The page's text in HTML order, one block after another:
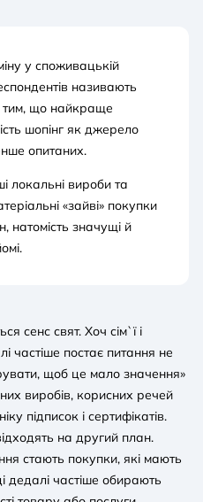
у споживацькій
називають
тим, що найкраще
шопінг як джерело
опитаних.
локальні вироби та
«зайві» покупки
натомість значущі й
сенс свят. Хоч сім`ї і
частіше постає питання не
щоб це мало значення»
виробів, корисних речей
підписок і сертифікатів.
на другий план.
стають покупки, які мають
дедалі частіше обирають